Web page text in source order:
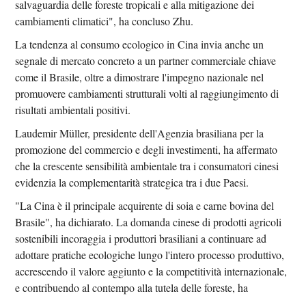
salvaguardia delle foreste tropicali e alla mitigazione dei
cambiamenti climatici", ha concluso Zhu.
La tendenza al consumo ecologico in Cina invia anche un
segnale di mercato concreto a un partner commerciale chiave
come il Brasile, oltre a dimostrare l'impegno nazionale nel
promuovere cambiamenti strutturali volti al raggiungimento di
risultati ambientali positivi.
Laudemir Müller, presidente dell'Agenzia brasiliana per la
promozione del commercio e degli investimenti, ha affermato
che la crescente sensibilità ambientale tra i consumatori cinesi
evidenzia la complementarità strategica tra i due Paesi.
"La Cina è il principale acquirente di soia e carne bovina del
Brasile", ha dichiarato. La domanda cinese di prodotti agricoli
sostenibili incoraggia i produttori brasiliani a continuare ad
adottare pratiche ecologiche lungo l'intero processo produttivo,
accrescendo il valore aggiunto e la competitività internazionale,
e contribuendo al contempo alla tutela delle foreste, ha